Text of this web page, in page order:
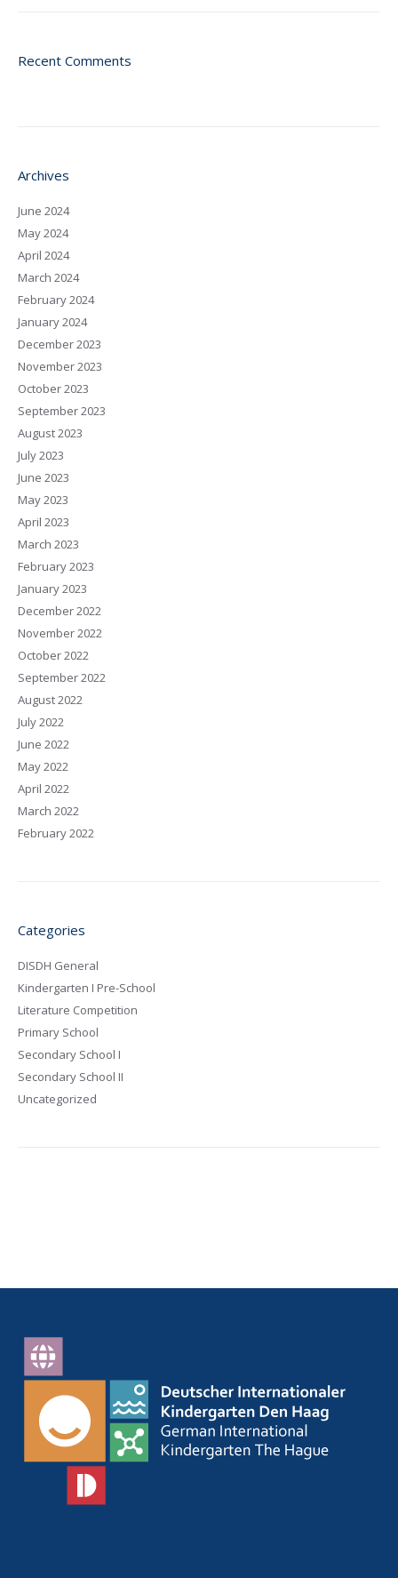
Recent Comments
Archives
June 2024
May 2024
April 2024
March 2024
February 2024
January 2024
December 2023
November 2023
October 2023
September 2023
August 2023
July 2023
June 2023
May 2023
April 2023
March 2023
February 2023
January 2023
December 2022
November 2022
October 2022
September 2022
August 2022
July 2022
June 2022
May 2022
April 2022
March 2022
February 2022
Categories
DISDH General
Kindergarten I Pre-School
Literature Competition
Primary School
Secondary School I
Secondary School II
Uncategorized